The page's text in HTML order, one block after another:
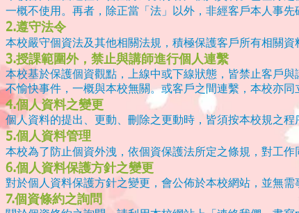
一概不使用。再者，除正當「法」以外，非經客戶本人事先
2.遵守法令
本校嚴守個資法及其他相關法規，積極保護客戶所有相關資
3.授課範圍外，禁止與講師進行個人連繫
本校基於保護個資觀點，上線中或下線狀態，皆禁止客戶
不愉快事件，一概與本校無關。或客戶之間連繫，本校亦同
4.個人資料之變更
個人資料的提出、更動、刪除之更動時，皆須按本校規之程
5.個人資料管理
本校為了防止個資外洩，依個資保護法所定之條規，對工作
6.個人資料保護方針之變更
對於個人資料保護方針之變更，會公佈於本校網站，並無需
7.個資條約之詢問